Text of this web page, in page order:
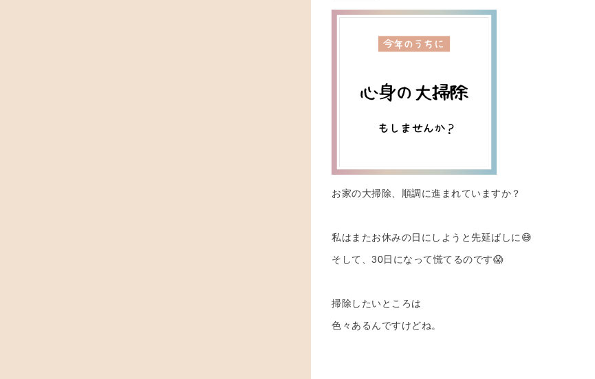
お家の大掃除、順調に進まれていますか？
私はまたお休みの日にしようと先延ばしに😅
そして、30日になって慌てるのです😱
掃除したいところは
色々あるんですけどね。